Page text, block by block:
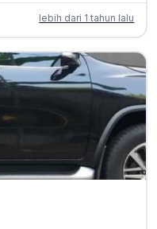
lebih dari 1 tahun lalu